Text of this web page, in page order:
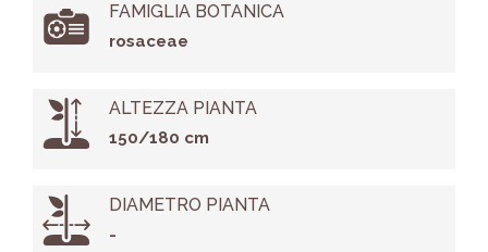
FAMIGLIA BOTANICA
rosaceae
ALTEZZA PIANTA
150/180 cm
DIAMETRO PIANTA
-